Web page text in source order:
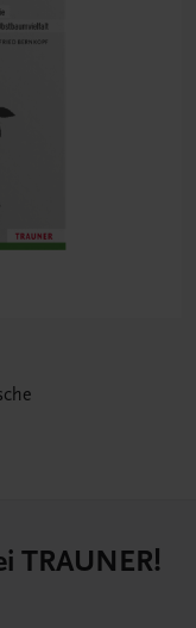
TRAUNER!